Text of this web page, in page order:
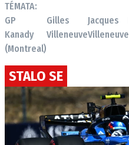
TÉMATA:
GP
Kanady
(Montreal)
Gilles
Villeneuve
Jacques
Villeneuve
STALO SE